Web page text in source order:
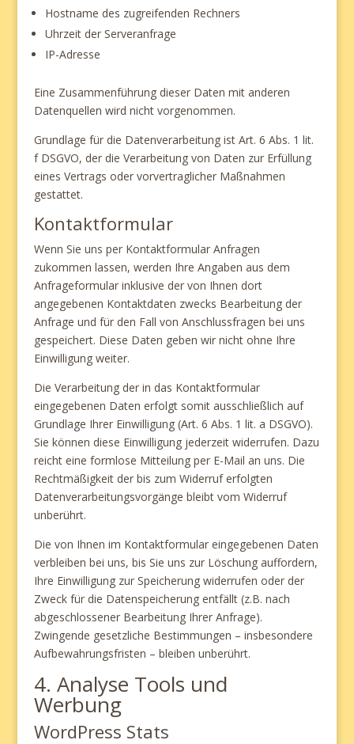
Hostname des zugreifenden Rechners
Uhrzeit der Serveranfrage
IP-Adresse
Eine Zusammenführung dieser Daten mit anderen
Datenquellen wird nicht vorgenommen.
Grundlage für die Datenverarbeitung ist Art. 6 Abs. 1 lit.
f DSGVO, der die Verarbeitung von Daten zur Erfüllung
eines Vertrags oder vorvertraglicher Maßnahmen
gestattet.
Kontaktformular
Wenn Sie uns per Kontaktformular Anfragen
zukommen lassen, werden Ihre Angaben aus dem
Anfrageformular inklusive der von Ihnen dort
angegebenen Kontaktdaten zwecks Bearbeitung der
Anfrage und für den Fall von Anschlussfragen bei uns
gespeichert. Diese Daten geben wir nicht ohne Ihre
Einwilligung weiter.
Die Verarbeitung der in das Kontaktformular
eingegebenen Daten erfolgt somit ausschließlich auf
Grundlage Ihrer Einwilligung (Art. 6 Abs. 1 lit. a DSGVO).
Sie können diese Einwilligung jederzeit widerrufen. Dazu
reicht eine formlose Mitteilung per E-Mail an uns. Die
Rechtmäßigkeit der bis zum Widerruf erfolgten
Datenverarbeitungsvorgänge bleibt vom Widerruf
unberührt.
Die von Ihnen im Kontaktformular eingegebenen Daten
verbleiben bei uns, bis Sie uns zur Löschung auffordern,
Ihre Einwilligung zur Speicherung widerrufen oder der
Zweck für die Datenspeicherung entfällt (z.B. nach
abgeschlossener Bearbeitung Ihrer Anfrage).
Zwingende gesetzliche Bestimmungen – insbesondere
Aufbewahrungsfristen – bleiben unberührt.
4. Analyse Tools und
Werbung
WordPress Stats